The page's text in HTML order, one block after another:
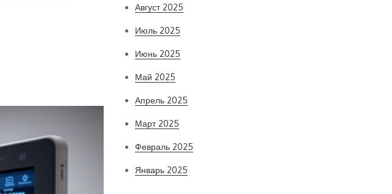
Август 2025
Июль 2025
Июнь 2025
Май 2025
Апрель 2025
Март 2025
Февраль 2025
Январь 2025